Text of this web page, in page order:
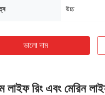
উচ্চ
ভালো দাম
লাইফ রিং এবং মেরিন